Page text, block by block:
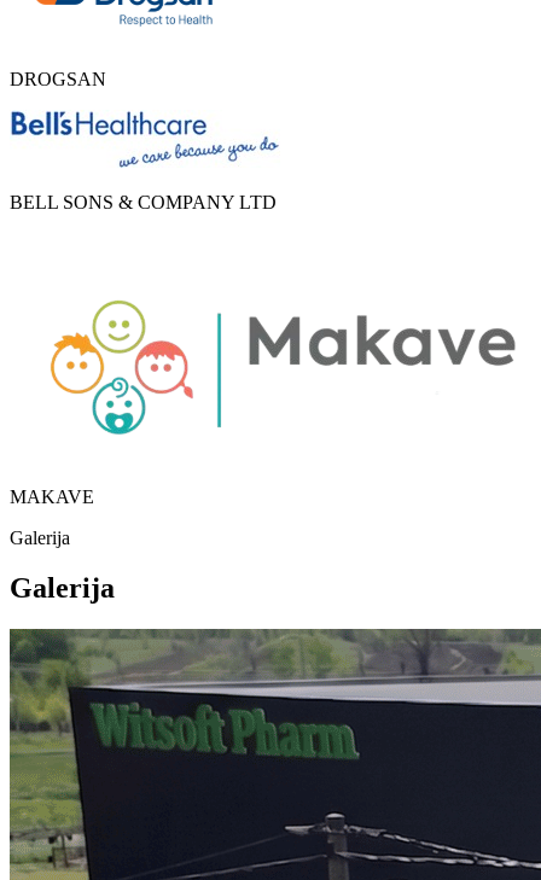
DROGSAN
BELL SONS & COMPANY LTD
MAKAVE
Galerija
Galerija